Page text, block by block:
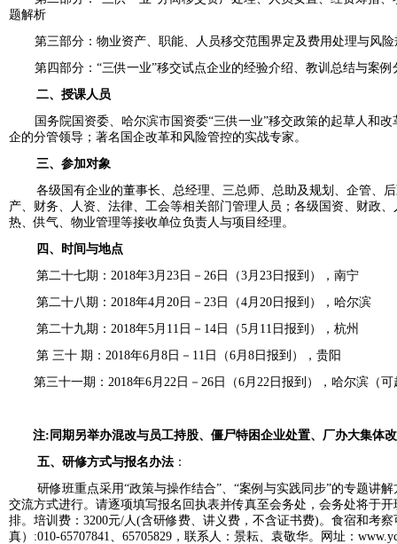
题解析
第三部分：物业资产、职能、人员移交范围界定及费用处理与风险
第四部分：“三供一业”移交试点企业的经验介绍、教训总结与案例
二、授课人员
国务院国资委、哈尔滨市国资委“三供一业”移交政策的起草人和
企的分管领导；著名国企改革和风险管控的实战专家。
三、参加对象
各级国有企业的董事长、总经理、三总师、总助及规划、企管、
产、财务、人资、法律、工会等相关部门管理人员；各级国资、财政
热、供气、物业管理等接收单位负责人与项目经理。
四、时间与地点
第二十七期： 2018年3月 23日－ 26日（3月 23日报到），南宁
第二十八期： 2018年4月 20日－ 23日（4月 20日报到），哈尔滨
第二十九期： 2018年5月 11 日－ 14日（5月 11 日报到），杭州
第 三十 期： 2018年6月 8日－ 11 日（6月 8日报到），贵阳
第三十一期：2018年6月22日－26日（6月22日报到），哈尔滨（
注: 同期另举办混改与员工持股、僵尸特困企业处置、厂办大集体
五、研修方式与报名办法 ：
研修班重点采用“政策与操作结合”、“案例与实践同步”的专题讲
交流方式进行。请逐项填写报名回执表并传真至会务处，会务处将于
排。培训费：3200元/人(含研修费、讲义费，不含证书费)。食宿和考
真）:010-65707841、65705829，联系人：景耘、袁敬华。网址：